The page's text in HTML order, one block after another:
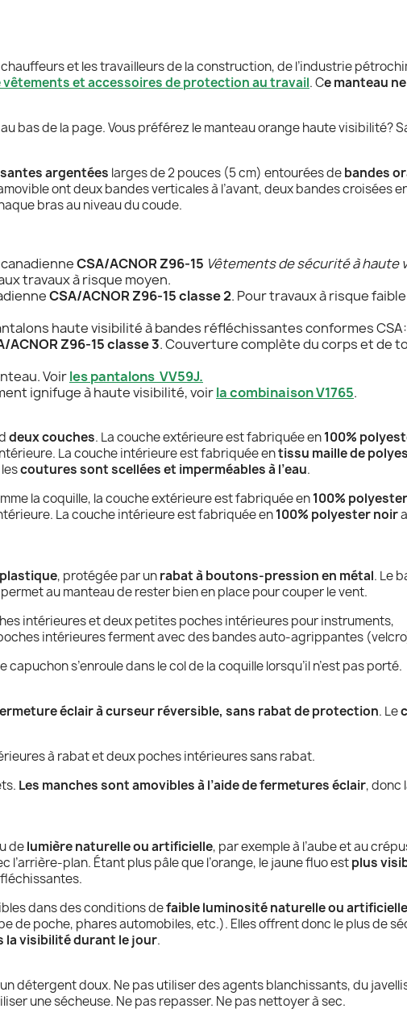
et les travailleurs de la construction, de l’industrie
vêtements et accessoires de protection au travail. Ce manteau
bas de la page. Vous préférez le manteau orange haute visibilité?
argentées larges de 2 pouces (5 cm) entourées debandes
ont deux bandes verticales à l’avant, deux bandes croisées
bras au niveau du coude.
CSA/ACNOR Z96-15 Vêtements de sécurité à haute
travaux à risque moyen.
CSA/ACNOR Z96-15classe 2. Pour travaux à risque
haute visibilité à bandes réfléchissantes conformes CSA:
ACNOR Z96-15classe 3. Couverture complète du corps et de
Voirles pantalons VV59J.
ignifuge à haute visibilité, voirla combinaison V1765.
deux couches. La couche extérieure est fabriquée en100%
La couche intérieure est fabriquée entissu maille de
coutures sont scellées et imperméables à l’eau.
la coquille, la couche extérieure est fabriquée en100%
La couche intérieure est fabriquée en100% polyester noir
, protégée par unrabat à boutons-pression en métal. Le
au manteau de rester bien en place pour couper le vent.
intérieures et deux petites poches intérieures pour instruments,
intérieures ferment avec des bandes auto-agrippantes
capuchon s’enroule dans le col de la coquille lorsqu’il n’est pas porté.
éclair à curseur réversible, sans rabat de protection. Le
à rabat et deux poches intérieures sans rabat.
Les manches sont amovibles à l’aide de fermetures éclair, donc
delumière naturelle ou artificielle, par exemple à l’aube et au
l’arrière-plan. Étant plus pâle que l’orange, le jaune fluo estplus
dans des conditions defaible luminosité naturelle ou artificielle
de poche, phares automobiles, etc.). Elles offrent donc le plus de
la visibilité durant le jour.
détergent doux. Ne pas utiliser des agents blanchissants, du
une sécheuse. Ne pas repasser. Ne pas nettoyer à sec.